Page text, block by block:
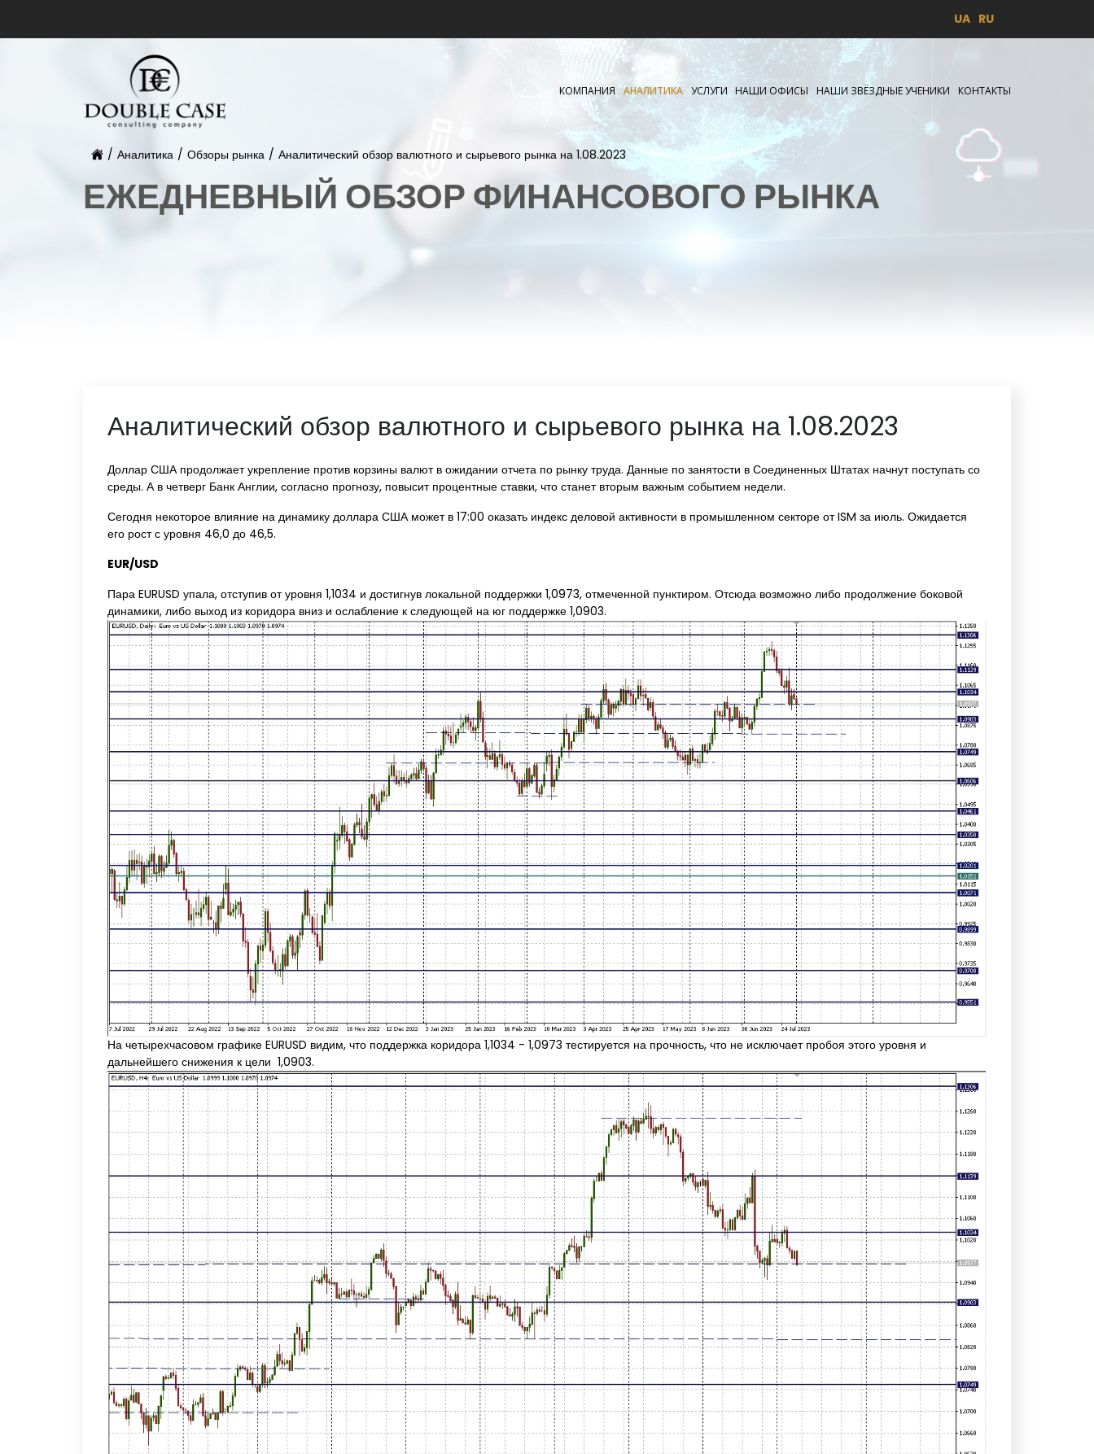
UA RU
КОМПАНИЯ АНАЛИТИКА УСЛУГИ НАШИ ОФИСЫ НАШИ ЗВЁЗДНЫЕ УЧЕНИКИ КОНТАКТЫ
/ Аналитика / Обзоры рынка / Аналитический обзор валютного и сырьевого рынка на 1.08.2023
ЕЖЕДНЕВНЫЙ ОБЗОР ФИНАНСОВОГО РЫНКА
Аналитический обзор валютного и сырьевого рынка на 1.08.2023
Доллар США продолжает укрепление против корзины валют в ожидании отчета по рынку труда. Данные по занятости в Соединенных Штатах начнут поступать со
среды. А в четверг Банк Англии, согласно прогнозу, повысит процентные ставки, что станет вторым важным событием недели.
Сегодня некоторое влияние на динамику доллара США может в 17:00 оказать индекс деловой активности в промышленном секторе от ISM за июль. Ожидается
его рост с уровня 46,0 до 46,5.
EUR/USD
Пара EURUSD упала, отступив от уровня 1,1034 и достигнув локальной поддержки 1,0973, отмеченной пунктиром. Отсюда возможно либо продолжение боковой
динамики, либо выход из коридора вниз и ослабление к следующей на юг поддержке 1,0903.
На четырехчасовом графике EURUSD видим, что поддержка коридора 1,1034 - 1,0973 тестируется на прочность, что не исключает пробоя этого уровня и
дальнейшего снижения к цели 1,0903.